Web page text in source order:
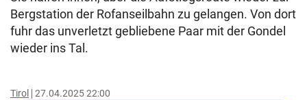
Bergstation der Rofanseilbahn zu gelangen. Von dort
fuhr das unverletzt gebliebene Paar mit der Gondel
wieder ins Tal.
Tirol 27.04.2025 22:00